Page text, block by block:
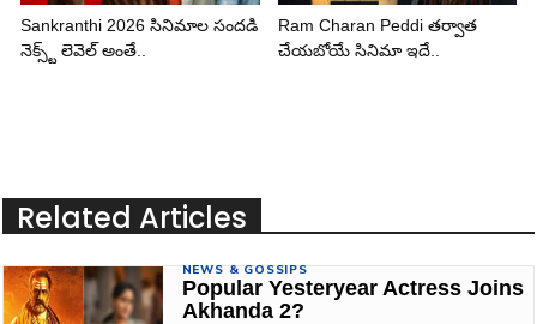
Sankranthi 2026 సినిమాల సందడి
నెక్స్ట్ లెవెల్ అంతే..
Ram Charan Peddi తర్వాత
చేయబోయే సినిమా ఇదే..
Related Articles
NEWS & GOSSIPS
Popular Yesteryear Actress Joins
Akhanda 2?